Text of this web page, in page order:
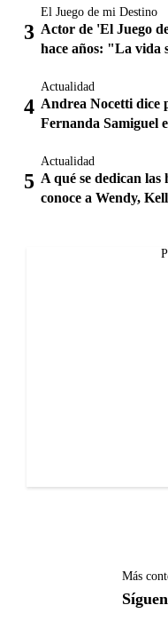
El Juego de mi Destino
Actor de 'El Juego
hace años: "La vida
Actualidad
Andrea Nocetti dice
Fernanda Samiguel
Actualidad
A qué se dedican
conoce a Wendy,
Más